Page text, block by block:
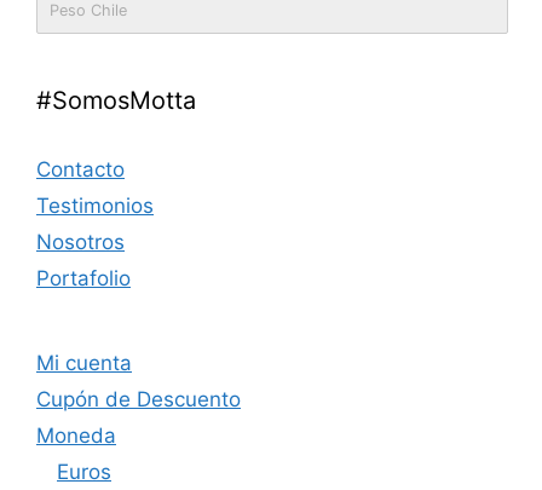
Peso Chile
#SomosMotta
Contacto
Testimonios
Nosotros
Portafolio
Mi cuenta
Cupón de Descuento
Moneda
Euros